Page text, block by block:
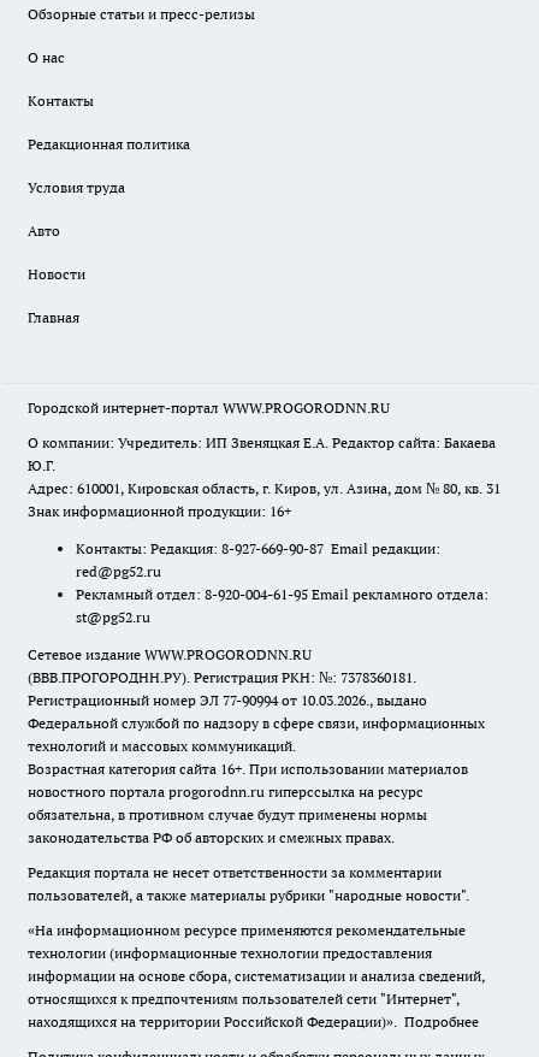
Обзорные статьи и пресс-релизы
О нас
Контакты
Редакционная политика
Условия труда
Авто
Новости
Главная
Городской интернет-портал WWW.PROGORODNN.RU
О компании: Учредитель: ИП Звеняцкая Е.А. Редактор сайта: Бакаева
Ю.Г.
Адрес: 610001, Кировская область, г. Киров, ул. Азина, дом № 80, кв. 31
Знак информационной продукции: 16+
Контакты: Редакция: 8-927-669-90-87 Email редакции:
red@pg52.ru
Рекламный отдел: 8-920-004-61-95 Email рекламного отдела:
st@pg52.ru
Сетевое издание WWW.PROGORODNN.RU
(ВВВ.ПРОГОРОДНН.РУ). Регистрация РКН: №: 7378360181.
Регистрационный номер ЭЛ 77-90994 от 10.03.2026., выдано
Федеральной службой по надзору в сфере связи, информационных
технологий и массовых коммуникаций.
Возрастная категория сайта 16+. При использовании материалов
новостного портала progorodnn.ru гиперссылка на ресурс
обязательна, в противном случае будут применены нормы
законодательства РФ об авторских и смежных правах.
Редакция портала не несет ответственности за комментарии
пользователей, а также материалы рубрики "народные новости".
«На информационном ресурсе применяются рекомендательные
технологии (информационные технологии предоставления
информации на основе сбора, систематизации и анализа сведений,
относящихся к предпочтениям пользователей сети "Интернет",
находящихся на территории Российской Федерации)». Подробнее